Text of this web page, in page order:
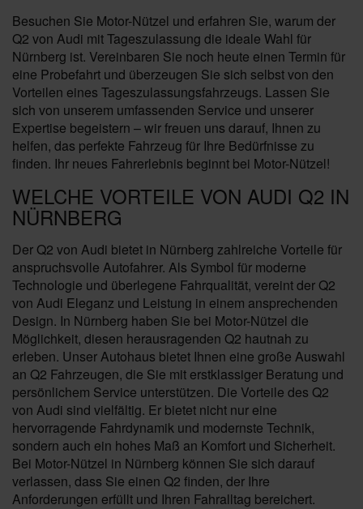
Besuchen Sie Motor-Nützel und erfahren Sie, warum der
Q2 von Audi mit Tageszulassung die ideale Wahl für
Nürnberg ist. Vereinbaren Sie noch heute einen Termin für
eine Probefahrt und überzeugen Sie sich selbst von den
Vorteilen eines Tageszulassungsfahrzeugs. Lassen Sie
sich von unserem umfassenden Service und unserer
Expertise begeistern – wir freuen uns darauf, Ihnen zu
helfen, das perfekte Fahrzeug für Ihre Bedürfnisse zu
finden. Ihr neues Fahrerlebnis beginnt bei Motor-Nützel!
WELCHE VORTEILE VON AUDI Q2 IN
NÜRNBERG
Der Q2 von Audi bietet in Nürnberg zahlreiche Vorteile für
anspruchsvolle Autofahrer. Als Symbol für moderne
Technologie und überlegene Fahrqualität, vereint der Q2
von Audi Eleganz und Leistung in einem ansprechenden
Design. In Nürnberg haben Sie bei Motor-Nützel die
Möglichkeit, diesen herausragenden Q2 hautnah zu
erleben. Unser Autohaus bietet Ihnen eine große Auswahl
an Q2 Fahrzeugen, die Sie mit erstklassiger Beratung und
persönlichem Service unterstützen. Die Vorteile des Q2
von Audi sind vielfältig. Er bietet nicht nur eine
hervorragende Fahrdynamik und modernste Technik,
sondern auch ein hohes Maß an Komfort und Sicherheit.
Bei Motor-Nützel in Nürnberg können Sie sich darauf
verlassen, dass Sie einen Q2 finden, der Ihre
Anforderungen erfüllt und Ihren Fahralltag bereichert.